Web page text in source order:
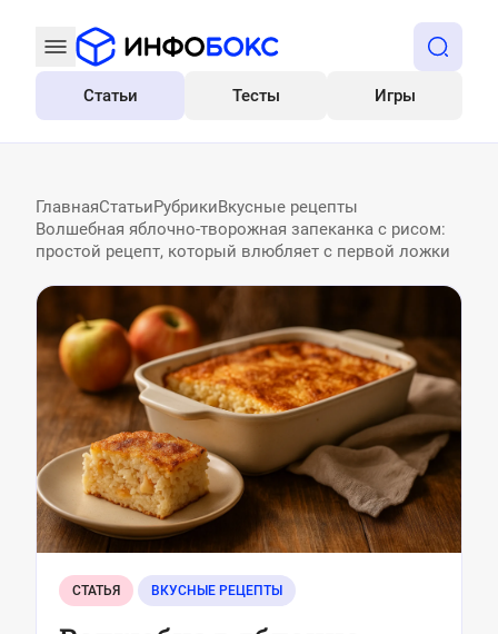
Все
Статьи Тесты Игры
ГлавнаяСтатьиРубрикиВкусные рецепты
Волшебная яблочно-творожная запеканка с рисом:
простой рецепт, который влюбляет с первой ложки
СТАТЬЯ ВКУСНЫЕ РЕЦЕПТЫ